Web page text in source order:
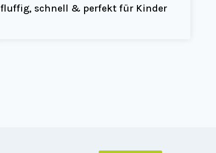
fluffig, schnell & perfekt für Kinder